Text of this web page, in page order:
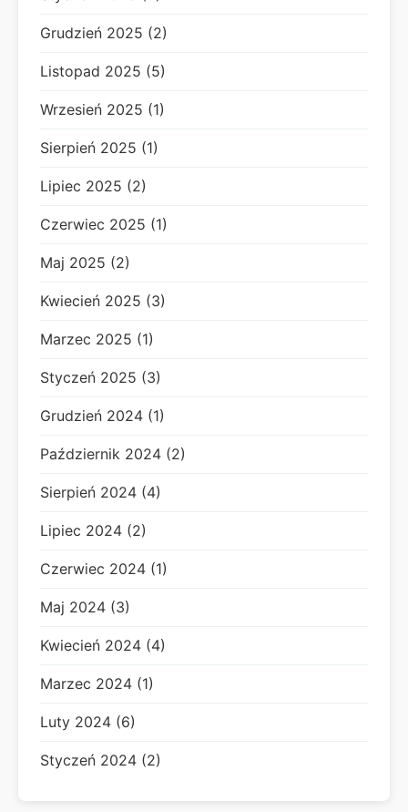
Grudzień 2025 (2)
Listopad 2025 (5)
Wrzesień 2025 (1)
Sierpień 2025 (1)
Lipiec 2025 (2)
Czerwiec 2025 (1)
Maj 2025 (2)
Kwiecień 2025 (3)
Marzec 2025 (1)
Styczeń 2025 (3)
Grudzień 2024 (1)
Październik 2024 (2)
Sierpień 2024 (4)
Lipiec 2024 (2)
Czerwiec 2024 (1)
Maj 2024 (3)
Kwiecień 2024 (4)
Marzec 2024 (1)
Luty 2024 (6)
Styczeń 2024 (2)